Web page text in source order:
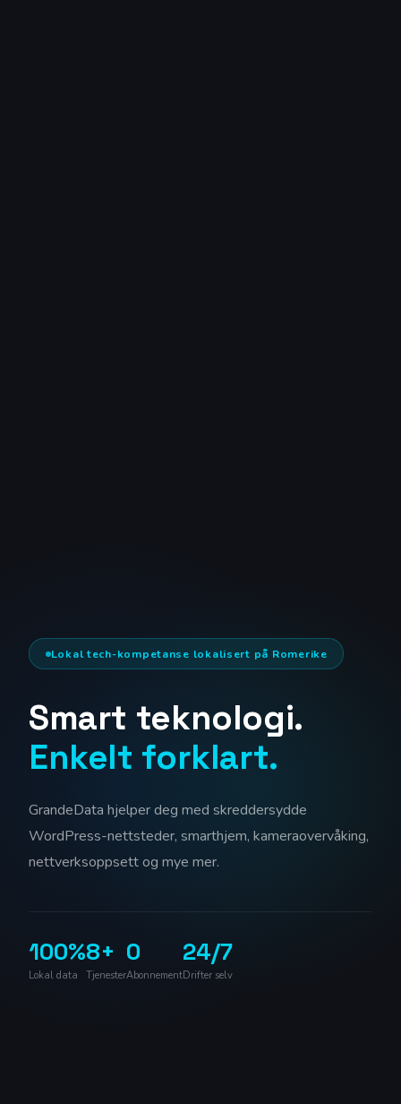
Lokal tech-kompetanse lokalisert på Romerike
Smart teknologi.
Enkelt forklart.
GrandeData hjelper deg med skreddersydde
WordPress-nettsteder, smarthjem, kameraovervåking,
nettverksoppsett og mye mer.
100%
Lokal data
8+
Tjenester
0
Abonnement
24/7
Drifter selv